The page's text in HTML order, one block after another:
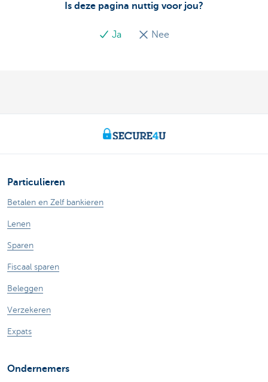
Is deze pagina nuttig voor jou?
Ja Nee
Particulieren
Betalen en Zelf bankieren
Lenen
Sparen
Fiscaal sparen
Beleggen
Verzekeren
Expats
Ondernemers